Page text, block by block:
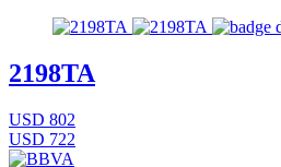
2198TA
USD 802
USD 722